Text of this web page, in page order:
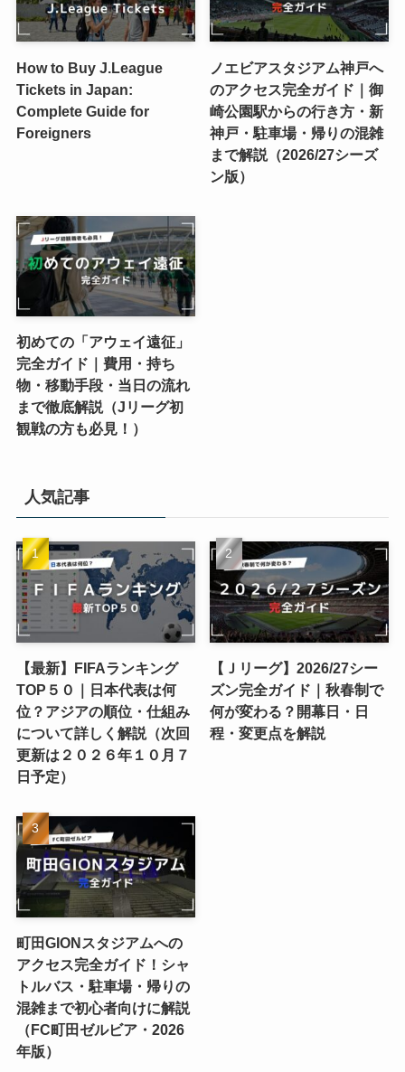
How to Buy J.League
Tickets in Japan:
Complete Guide for
Foreigners
ノエビアスタジアム神戸へ
のアクセス完全ガイド｜御
崎公園駅からの行き方・新
神戸・駐車場・帰りの混雑
まで解説（2026/27シーズ
ン版）
初めての「アウェイ遠征」
完全ガイド｜費用・持ち
物・移動手段・当日の流れ
まで徹底解説（Jリーグ初
観戦の方も必見！）
人気記事
【最新】FIFAランキング
TOP５０｜日本代表は何
位？アジアの順位・仕組み
について詳しく解説（次回
更新は２０２６年１０月７
日予定）
【Ｊリーグ】2026/27シー
ズン完全ガイド｜秋春制で
何が変わる？開幕日・日
程・変更点を解説
町田GIONスタジアムへの
アクセス完全ガイド！シャ
トルバス・駐車場・帰りの
混雑まで初心者向けに解説
（FC町田ゼルビア・2026
年版）